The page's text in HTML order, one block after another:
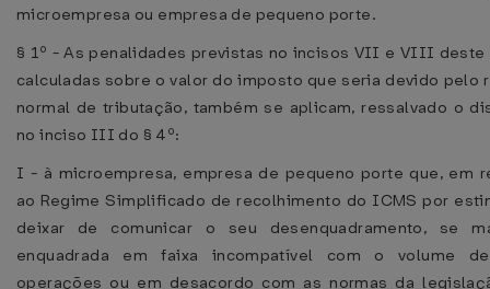
microempresa ou empresa de pequeno porte.
§ 1º - As penalidades previstas no incisos VII e VIII deste
calculadas sobre o valor do imposto que seria devido pelo
normal de tributação, também se aplicam, ressalvado o
no inciso III do § 4º:
I - à microempresa, empresa de pequeno porte que, em
ao Regime Simplificado de recolhimento do ICMS por
deixar de comunicar o seu desenquadramento, se
enquadrada em faixa incompatível com o volume
operações ou em desacordo com as normas da